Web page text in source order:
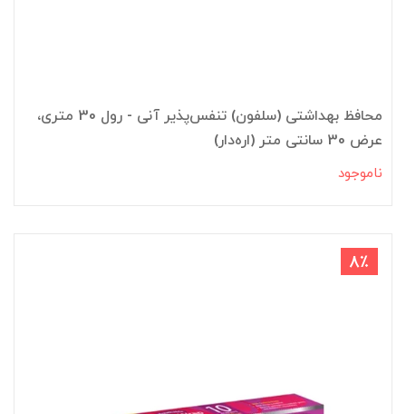
محافظ بهداشتی (سلفون) تنفس‌پذیر آنی - رول 30 متری،
عرض 30 سانتی متر (اره‌دار)
ناموجود
8٪